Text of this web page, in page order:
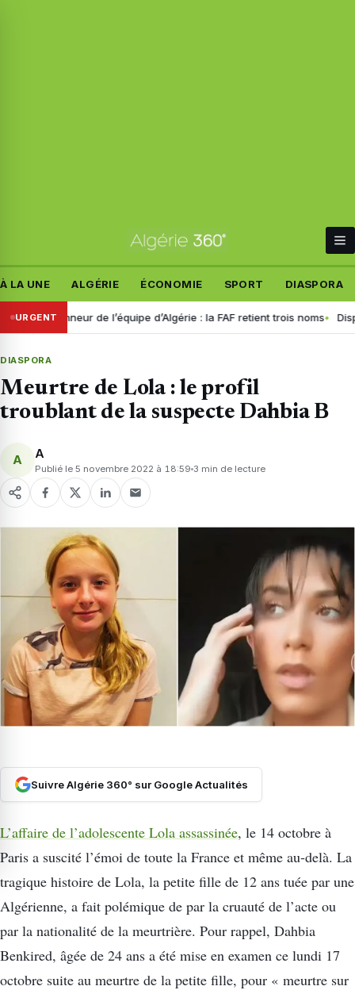
À LA UNE ALGÉRIE ÉCONOMIE SPORT DIASPORA
URGENTde l’équipe d’Algérie : la FAF retient trois noms Disparition
DIASPORA
Meurtre de Lola : le profil
troublant de la suspecte Dahbia B
A A
Publié le 5 novembre 2022 à 18:59 3 min de lecture
Suivre Algérie 360° sur Google Actualités
L’affaire de l’adolescente Lola assassinée, le 14 octobre à
Paris a suscité l’émoi de toute la France et même au-delà. La
tragique histoire de Lola, la petite fille de 12 ans tuée par une
Algérienne, a fait polémique de par la cruauté de l’acte ou
par la nationalité de la meurtrière. Pour rappel, Dahbia
Benkired, âgée de 24 ans a été mise en examen ce lundi 17
octobre suite au meurtre de la petite fille, pour « meurtre sur